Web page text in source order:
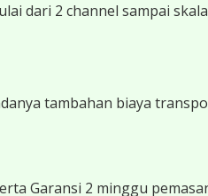
dari 2 channel sampai
tambahan biaya
Garansi 2 minggu